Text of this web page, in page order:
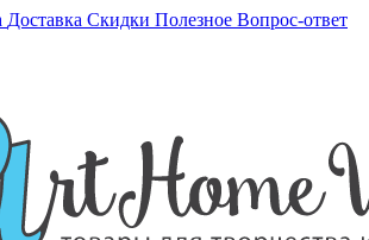
Доставка Скидки Полезное Вопрос-ответ